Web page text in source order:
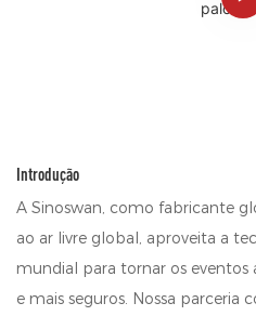
Introdução
A Sinoswan, como fabricante
ao ar livre global, aproveita a
mundial para tornar os eventos
e mais seguros. Nossa